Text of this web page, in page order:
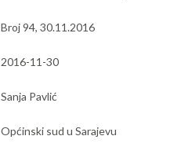
Broj 94, 30.11.2016
2016-11-30
Sanja Pavlić
Općinski sud u Sarajevu